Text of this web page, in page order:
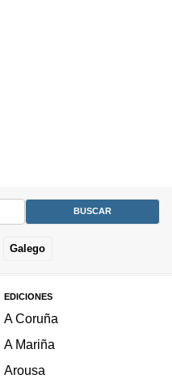
Galego
EDICIONES
A Coruña
A Mariña
Arousa